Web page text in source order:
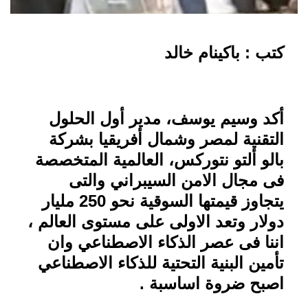
كتب : باكينام خالد
أكد وسيم يوسف، مدير أول الحلول
التقنية لمصر وشمال أفريقيا بشركة
بالو ألتو نتوركس، العالمية المتخصصة
فى مجال الامن السيبراني والتى
يتجاوز قيمتها السوقية نحو 250 مليار
دولار وتعد الاولى على مستوى العالم ،
اننا فى عصر الذكاء الاصطناعي وان
تأمين البنية التحتية للذكاء الاصطناعي
اصبح ضروة اساسبة .